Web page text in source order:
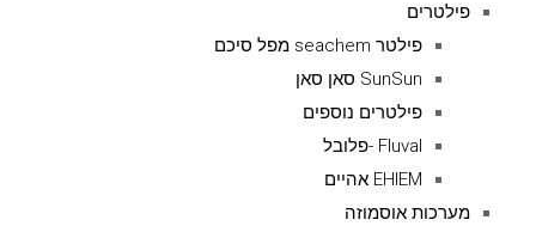
פילטרים
פילטר seachem מפל סיכם
SunSun סאן סאן
פילטרים נוספים
Fluval -פלובל
EHIEM אהיים
מערכות אוסמוזה